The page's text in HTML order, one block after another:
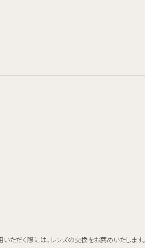
ただく際には、レンズの交換をお薦めいたします。